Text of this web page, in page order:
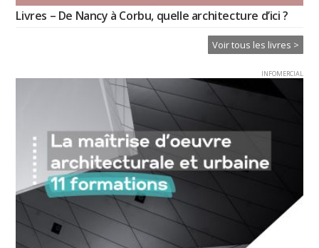
Livres – De Nancy à Corbu, quelle architecture d’ici ?
Voir tous les livres >
INFOMERCIAL